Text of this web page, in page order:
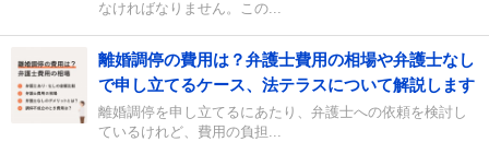
なければなりません。この...
離婚調停の費用は？弁護士費用の相場や弁護士なし
で申し立てるケース、法テラスについて解説します
離婚調停を申し立てるにあたり、弁護士への依頼を検討し
ているけれど、費用の負担...